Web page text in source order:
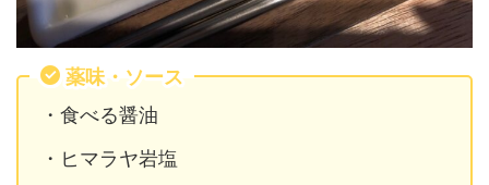
薬味・ソース
・食べる醤油
・ヒマラヤ岩塩